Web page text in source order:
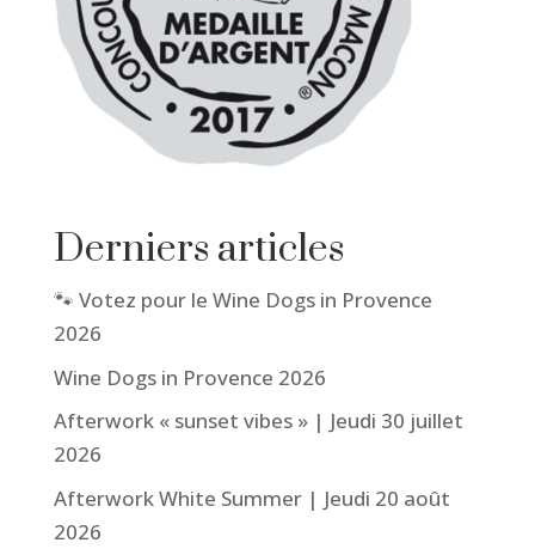
Derniers articles
🐾 Votez pour le Wine Dogs in Provence
2026
Wine Dogs in Provence 2026
Afterwork « sunset vibes » | Jeudi 30 juillet
2026
Afterwork White Summer | Jeudi 20 août
2026